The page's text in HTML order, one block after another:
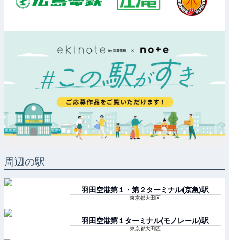
周辺の駅
羽田空港第１・第２ターミナル(京急)駅
東京都大田区
羽田空港第１ターミナル(モノレール)駅
東京都大田区